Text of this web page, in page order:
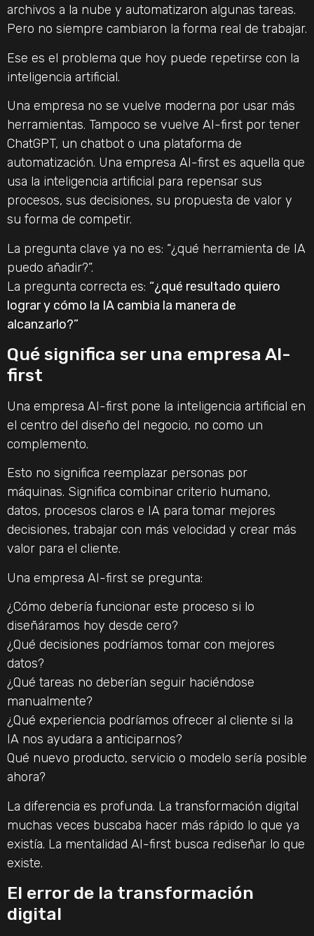
archivos a la nube y automatizaron algunas tareas.
Pero no siempre cambiaron la forma real de trabajar.
Ese es el problema que hoy puede repetirse con la
inteligencia artificial.
Una empresa no se vuelve moderna por usar más
herramientas. Tampoco se vuelve AI-first por tener
ChatGPT, un chatbot o una plataforma de
automatización. Una empresa AI-first es aquella que
usa la inteligencia artificial para repensar sus
procesos, sus decisiones, su propuesta de valor y
su forma de competir.
La pregunta clave ya no es: “¿qué herramienta de IA
puedo añadir?”.
La pregunta correcta es: “¿qué resultado quiero
lograr y cómo la IA cambia la manera de
alcanzarlo?”
Qué significa ser una empresa AI-
first
Una empresa AI-first pone la inteligencia artificial en
el centro del diseño del negocio, no como un
complemento.
Esto no significa reemplazar personas por
máquinas. Significa combinar criterio humano,
datos, procesos claros e IA para tomar mejores
decisiones, trabajar con más velocidad y crear más
valor para el cliente.
Una empresa AI-first se pregunta:
¿Cómo debería funcionar este proceso si lo
diseñáramos hoy desde cero?
¿Qué decisiones podríamos tomar con mejores
datos?
¿Qué tareas no deberían seguir haciéndose
manualmente?
¿Qué experiencia podríamos ofrecer al cliente si la
IA nos ayudara a anticiparnos?
Qué nuevo producto, servicio o modelo sería posible
ahora?
La diferencia es profunda. La transformación digital
muchas veces buscaba hacer más rápido lo que ya
existía. La mentalidad AI-first busca rediseñar lo que
existe.
El error de la transformación
digital